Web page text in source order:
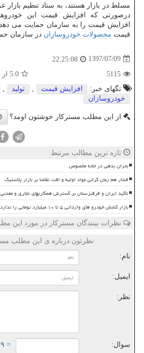
مسلط در بازار هستند، به ستاد تنظیم
درصورتی كه افزایش قیمت این خودروها
افزایش قیمت را به سازمان حمایت می دهد
قیمت محصولات خودروسازان در سازمان
1397/07/09
22:25:08
5115
5.0 از 5
تگهای خبر:
افزایش قیمت تولید
خودروسازان
از این مطلب مسترکار خوشتون اومد؟
تازه ترین مطالب مرتبط
بحران بدهی در جاده مخصوص
فشار هم زمان گرانی مواد اولیه و افت تقاضا بر بازار پلاستیک
تأکید ایران و قرقیزستان بر گسترش همکاریهای تجاری و معدنی
بازار کشش خودرو های وارداتی ۵ تا ۱۰ میلیارد تومانی را ندارد
نظرات بینندگان مسترکار در مورد این
نظرتون درباره ی این مطلب
نام:
ایمیل:
نظر:
سوال: = ۹ بعلاوه ۲